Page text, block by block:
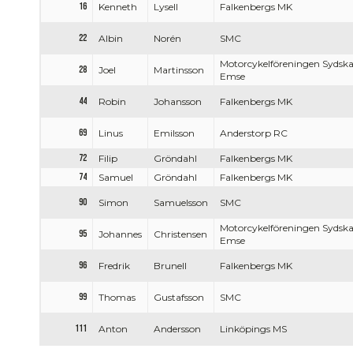
16 Kenneth Lysell Falkenbergs MK
22 Albin Norén SMC
28 Joel Martinsson
Motorcykelföreningen
Emse
44 Robin Johansson Falkenbergs MK
69 Linus Emilsson Anderstorp RC
72 Filip Gröndahl
Falkenbergs MK
74
Samuel Gröndahl Falkenbergs MK
90 Simon Samuelsson SMC
95 Johannes Christensen
Motorcykelföreningen
Emse
96 Fredrik Brunell Falkenbergs MK
99 Thomas Gustafsson SMC
111 Anton Andersson Linköpings MS